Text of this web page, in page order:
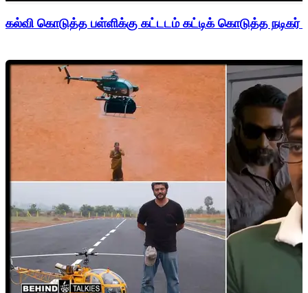
கல்வி கொடுத்த பள்ளிக்கு கட்டடம் கட்டிக் கொடுத்த நடிகர்